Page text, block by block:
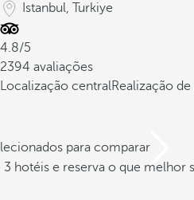
Istanbul, Turkiye
4.8/5
2394 avaliações
Localização centralRealização
para comparar
hotéis e reserva o que melhor